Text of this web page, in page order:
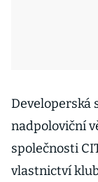
Developerská
nadpoloviční
společnosti
vlastnictví